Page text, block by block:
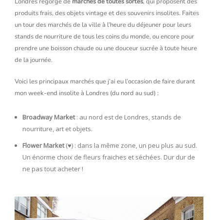
produits frais, des objets vintage et des souvenirs insolites. Faites
un tour des marchés de la ville à l’heure du déjeuner pour leurs
stands de nourriture de tous les coins du monde, ou encore pour
prendre une boisson chaude ou une douceur sucrée à toute heure
de la journée.
Voici les principaux marchés que j’ai eu l’occasion de faire durant
mon week-end insolite à Londres (du nord au sud) :
Broadway Market: au nord est de Londres, stands de
nourriture, art et objets.
Flower Market(♥️) : dans la même zone, un peu plus au sud.
Un énorme choix de fleurs fraiches et séchées. Dur dur de
ne pas tout acheter !